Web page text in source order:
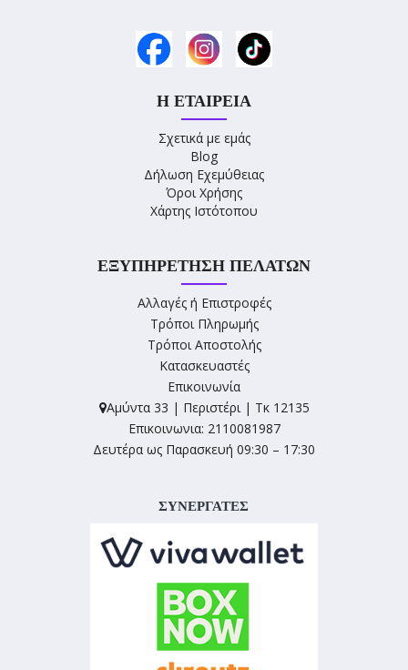
Η ΕΤΑΙΡΕΊΑ
Σχετικά με εμάς
Blog
Δήλωση Εχεμύθειας
Όροι Χρήσης
Χάρτης Ιστότοπου
ΕΞΥΠΗΡΈΤΗΣΗ ΠΕΛΑΤΏΝ
Αλλαγές ή Επιστροφές
Τρόποι Πληρωμής
Τρόποι Αποστολής
Κατασκευαστές
Επικοινωνία
Αμύντα 33 | Περιστέρι | Τκ 12135
Επικοινωνια: 2110081987
Δευτέρα ως Παρασκευή 09:30 – 17:30
ΣΥΝΕΡΓΑΤΕΣ